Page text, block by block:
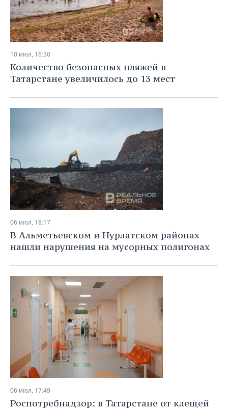
10 июл, 16:30
Количество безопасных пляжей в
Татарстане увеличилось до 13 мест
06 июл, 18:17
В Альметьевском и Нурлатском районах
нашли нарушения на мусорных полигонах
06 июл, 17:49
Роспотребнадзор: в Татарстане от клещей